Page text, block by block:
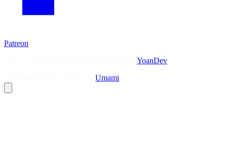
Patreon
YoanDev
Umami